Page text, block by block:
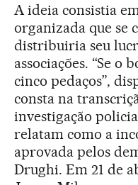
A ideia consistia
organizada que se
distribuiria seu
associações. “Se
cinco pedaços”,
consta na
investigação
relatam como a
aprovada pelos
Drughi. Em 21 de